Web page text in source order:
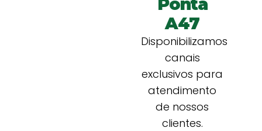
Ponta
A47
Disponibilizamos
canais
exclusivos para
atendimento
de nossos
clientes.